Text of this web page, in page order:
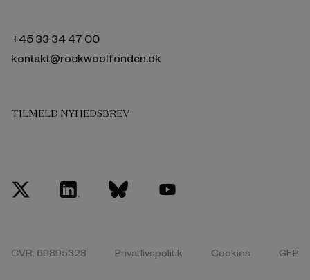
+45 33 34 47 00
kontakt@rockwoolfonden.dk
CVR: 69895328 Privatlivspolitik Cookies GEP
TILMELD NYHEDSBREV